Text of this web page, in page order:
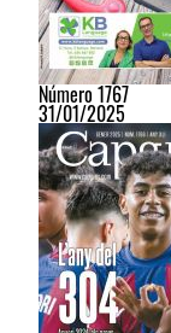
Número 1767
31/01/2025